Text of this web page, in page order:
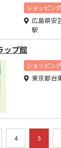
ています。
ショッピング
広島県安
駅
ップ館
ショッピング
東京都台
4 5